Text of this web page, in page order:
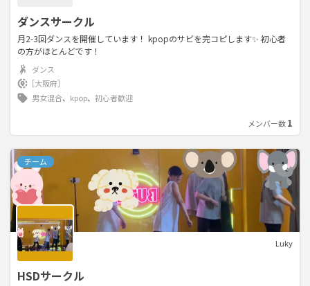
ダンスサークル
月2-3回ダンスを開催しています！ kpopのサビを完コピします✨ 初心者
の方がほとんどです！
ダンス
［大阪府］
男女混合、 kpop、 初心者歓迎
メンバー数1
チーム
Luky
HSDサークル